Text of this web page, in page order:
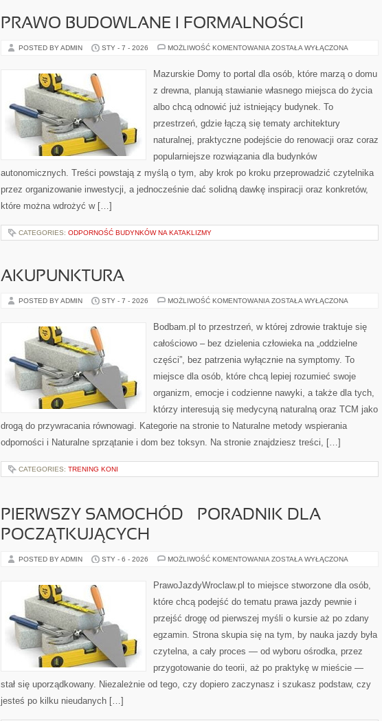
PRAWO BUDOWLANE I FORMALNOŚCI
POSTED BY ADMIN STY - 7 - 2026 MOŻLIWOŚĆ KOMENTOWANIA PRAWO
FORMALNOŚCI
ZOSTAŁA WYŁĄCZONA
Mazurskie Domy to portal dla osób, które marzą o domu
z drewna, planują stawianie własnego miejsca do życia
albo chcą odnowić już istniejący budynek. To
przestrzeń, gdzie łączą się tematy architektury
naturalnej, praktyczne podejście do renowacji oraz coraz
popularniejsze rozwiązania dla budynków
autonomicznych. Treści powstają z myślą o tym, aby krok po kroku przeprowadzić czytelnika
przez organizowanie inwestycji, a jednocześnie dać solidną dawkę inspiracji oraz konkretów,
które można wdrożyć w […]
CATEGORIES: ODPORNOŚĆ BUDYNKÓW NA KATAKLIZMY
AKUPUNKTURA
POSTED BY ADMIN STY - 7 - 2026 MOŻLIWOŚĆ KOMENTOWANIA AKUPUNKTURA
ZOSTAŁA WYŁĄCZONA
Bodbam.pl to przestrzeń, w której zdrowie traktuje się
całościowo – bez dzielenia człowieka na „oddzielne
części”, bez patrzenia wyłącznie na symptomy. To
miejsce dla osób, które chcą lepiej rozumieć swoje
organizm, emocje i codzienne nawyki, a także dla tych,
którzy interesują się medycyną naturalną oraz TCM jako
drogą do przywracania równowagi. Kategorie na stronie to Naturalne metody wspierania
odporności i Naturalne sprzątanie i dom bez toksyn. Na stronie znajdziesz treści, […]
CATEGORIES: TRENING KONI
PIERWSZY SAMOCHÓD – PORADNIK DLA
POCZĄTKUJĄCYCH
POSTED BY ADMIN STY - 6 - 2026 MOŻLIWOŚĆ KOMENTOWANIA PIERWSZY
PORADNIK
DLA
ZOSTAŁA WYŁĄCZONA
PrawoJazdyWroclaw.pl to miejsce stworzone dla osób,
które chcą podejść do tematu prawa jazdy pewnie i
przejść drogę od pierwszej myśli o kursie aż po zdany
egzamin. Strona skupia się na tym, by nauka jazdy była
czytelna, a cały proces — od wyboru ośrodka, przez
przygotowanie do teorii, aż po praktykę w mieście —
stał się uporządkowany. Niezależnie od tego, czy dopiero zaczynasz i szukasz podstaw, czy
jesteś po kilku nieudanych […]